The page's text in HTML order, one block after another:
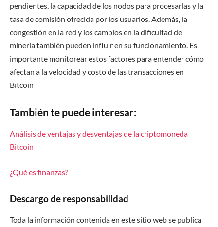
pendientes, la capacidad de los nodos para procesarlas y la
tasa de comisión ofrecida por los usuarios. Además, la
congestión en la red y los cambios en la dificultad de
minería también pueden influir en su funcionamiento. Es
importante monitorear estos factores para entender cómo
afectan a la velocidad y costo de las transacciones en
Bitcoin
También te puede interesar:
Análisis de ventajas y desventajas de la criptomoneda
Bitcoin
¿Qué es finanzas?
Descargo de responsabilidad
Toda la información contenida en este sitio web se publica